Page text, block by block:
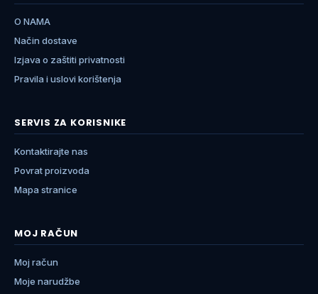
O NAMA
Način dostave
Izjava o zaštiti privatnosti
Pravila i uslovi korištenja
SERVIS ZA KORISNIKE
Kontaktirajte nas
Povrat proizvoda
Mapa stranice
MOJ RAČUN
Moj račun
Moje narudžbe